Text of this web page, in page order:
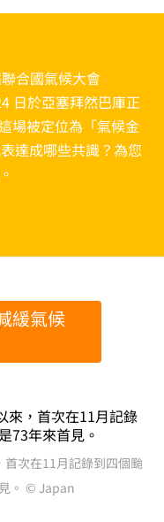
合國氣候大會
日於亞塞拜然巴庫正
場被定位為「氣候金
達成哪些共識？為您
緩氣候
次在11月記錄到四個颱
。 © Japan